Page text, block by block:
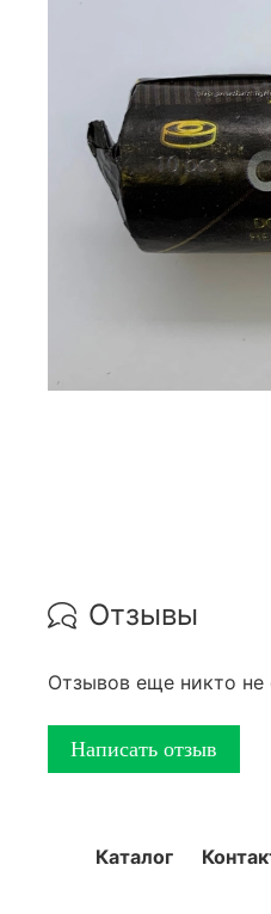
Отзывы
Отзывов еще никто не
Написать отзыв
Каталог